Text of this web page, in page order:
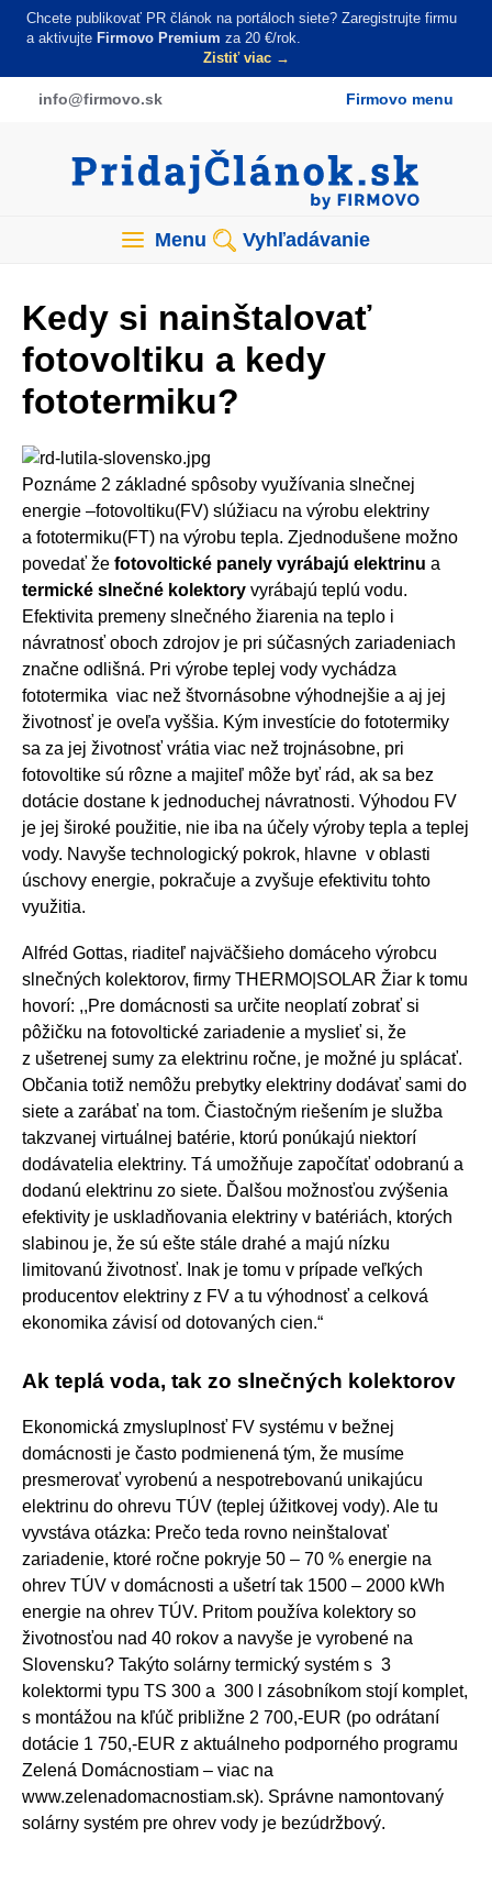
Skočiť
obsah
Chcete publikovať PR článok na portáloch siete? Zaregistrujte firmu
a aktivujte Firmovo Premium za 20 €/rok.
Zistiť viac →
info@firmovo.sk Firmovo menu
Menu Vyhľadávanie
Kedy si nainštalovať
fotovoltiku a kedy
fototermiku?
Poznáme 2 základné spôsoby využívania slnečnej
energie –fotovoltiku(FV) slúžiacu na výrobu elektriny
a fototermiku(FT) na výrobu tepla. Zjednodušene možno
povedať že fotovoltické panely vyrábajú elektrinu a
termické slnečné kolektory vyrábajú teplú vodu.
Efektivita premeny slnečného žiarenia na teplo i
návratnosť oboch zdrojov je pri súčasných zariadeniach
značne odlišná. Pri výrobe teplej vody vychádza
fototermika viac než štvornásobne výhodnejšie a aj jej
životnosť je oveľa vyššia. Kým investície do fototermiky
sa za jej životnosť vrátia viac než trojnásobne, pri
fotovoltike sú rôzne a majiteľ môže byť rád, ak sa bez
dotácie dostane k jednoduchej návratnosti. Výhodou FV
je jej široké použitie, nie iba na účely výroby tepla a teplej
vody. Navyše technologický pokrok, hlavne v oblasti
úschovy energie, pokračuje a zvyšuje efektivitu tohto
využitia.
Alfréd Gottas, riaditeľ najväčšieho domáceho výrobcu
slnečných kolektorov, firmy THERMO|SOLAR Žiar k tomu
hovorí: ,,Pre domácnosti sa určite neoplatí zobrať si
pôžičku na fotovoltické zariadenie a myslieť si, že
z ušetrenej sumy za elektrinu ročne, je možné ju splácať.
Občania totiž nemôžu prebytky elektriny dodávať sami do
siete a zarábať na tom. Čiastočným riešením je služba
takzvanej virtuálnej batérie, ktorú ponúkajú niektorí
dodávatelia elektriny. Tá umožňuje započítať odobranú a
dodanú elektrinu zo siete. Ďalšou možnosťou zvýšenia
efektivity je uskladňovania elektriny v batériách, ktorých
slabinou je, že sú ešte stále drahé a majú nízku
limitovanú životnosť. Inak je tomu v prípade veľkých
producentov elektriny z FV a tu výhodnosť a celková
ekonomika závisí od dotovaných cien.“
Ak teplá voda, tak zo slnečných kolektorov
Ekonomická zmysluplnosť FV systému v bežnej
domácnosti je často podmienená tým, že musíme
presmerovať vyrobenú a nespotrebovanú unikajúcu
elektrinu do ohrevu TÚV (teplej úžitkovej vody). Ale tu
vyvstáva otázka: Prečo teda rovno neinštalovať
zariadenie, ktoré ročne pokryje 50 – 70 % energie na
ohrev TÚV v domácnosti a ušetrí tak 1500 – 2000 kWh
energie na ohrev TÚV. Pritom používa kolektory so
životnosťou nad 40 rokov a navyše je vyrobené na
Slovensku? Takýto solárny termický systém s 3
kolektormi typu TS 300 a 300 l zásobníkom stojí komplet,
s montážou na kľúč približne 2 700,-EUR (po odrátaní
dotácie 1 750,-EUR z aktuálneho podporného programu
Zelená Domácnostiam – viac na
www.zelenadomacnostiam.sk). Správne namontovaný
solárny systém pre ohrev vody je bezúdržbový.